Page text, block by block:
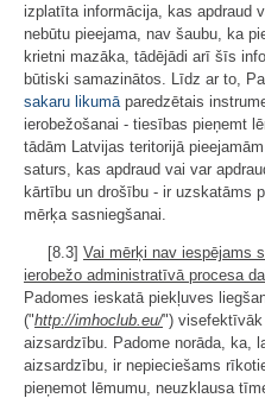
izplatīta informācija, kas apdraud
nebūtu pieejama, nav šaubu, ka
krietni mazāka, tādējādi arī šīs
būtiski samazinātos. Līdz ar to,
sakaru likumā paredzētais
ierobežošanai - tiesības pieņemt
tādām Latvijas teritorijā
saturs, kas apdraud vai var
kārtību un drošību - ir uzskatāms
mērķa sasniegšanai.
[8.3] Vai mērķi nav iespējams
ierobežo administratīvā procesa
Padomes ieskatā piekļuves
("http://imhoclub.eu/") visefektīvāk
aizsardzību. Padome norāda, ka,
aizsardzību, ir nepieciešams
pieņemot lēmumu, neuzklausa